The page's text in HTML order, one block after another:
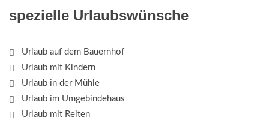
spezielle Urlaubswünsche
Urlaub auf dem Bauernhof
Urlaub mit Kindern
Urlaub in der Mühle
Urlaub im Umgebindehaus
Urlaub mit Reiten